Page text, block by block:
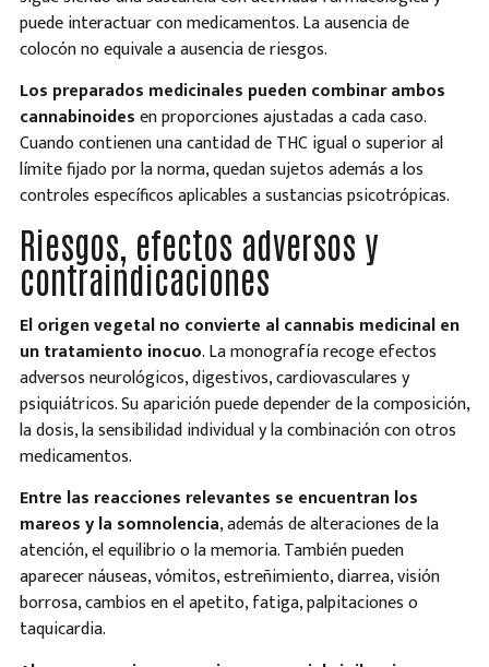
puede interactuar con medicamentos. La ausencia de
colocón no equivale a ausencia de riesgos.
Los preparados medicinales pueden combinar ambos
cannabinoidesen proporciones ajustadas a cada caso.
Cuando contienen una cantidad de THC igual o superior al
límite fijado por la norma, quedan sujetos además a los
controles específicos aplicables a sustancias psicotrópicas.
Riesgos, efectos adversos y
contraindicaciones
El origen vegetal no convierte al cannabis medicinal en
un tratamiento inocuo. La monografía recoge efectos
adversos neurológicos, digestivos, cardiovasculares y
psiquiátricos. Su aparición puede depender de la composición,
la dosis, la sensibilidad individual y la combinación con otros
medicamentos.
Entre las reacciones relevantes se encuentran los
mareos y la somnolencia, además de alteraciones de la
atención, el equilibrio o la memoria. También pueden
aparecer náuseas, vómitos, estreñimiento, diarrea, visión
borrosa, cambios en el apetito, fatiga, palpitaciones o
taquicardia.